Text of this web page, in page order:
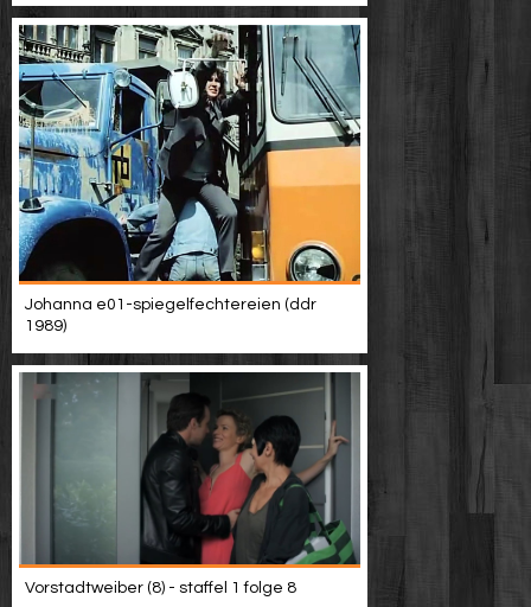
Johanna e01-spiegelfechtereien (ddr
1989)
Vorstadtweiber (8) - staffel 1 folge 8